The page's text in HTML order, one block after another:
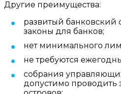
Другие преимущества:
развитый банковский
законы для банков;
нет минимального
не требуются
собрания
допустимо проводить